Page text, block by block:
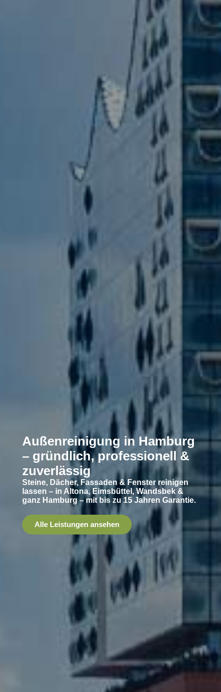
Außenreinigung in Hamburg
– gründlich, professionell &
zuverlässig
Steine, Dächer, Fassaden & Fenster reinigen
lassen – in Altona, Eimsbüttel, Wandsbek &
ganz Hamburg – mit bis zu 15 Jahren Garantie.
Alle Leistungen ansehen